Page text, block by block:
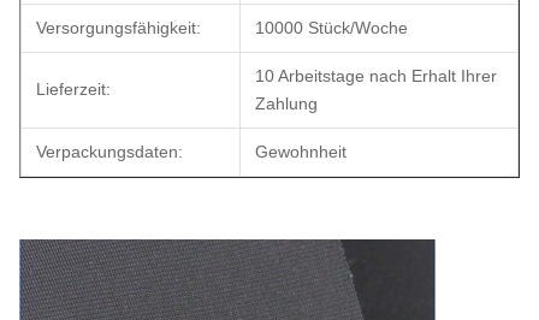
Versorgungsfähigkeit: 10000 Stück/Woche
Lieferzeit:
10 Arbeitstage nach Erhalt Ihrer
Zahlung
Verpackungsdaten: Gewohnheit